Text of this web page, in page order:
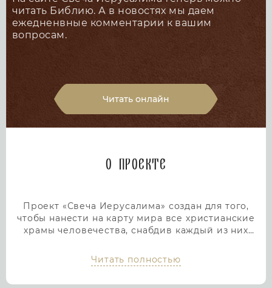
читать Библию. А в новостях мы даем
ежедненвные комментарии к вашим
вопросам.
Читать онлайн
О проекте
Проект «Свеча Иерусалима» создан для того,
чтобы нанести на карту мира все христианские
храмы человечества, снабдив каждый из них
мы дадим людям возможность посетить любой
храм или дольмен не выходя из дома, просто
Читать полностью